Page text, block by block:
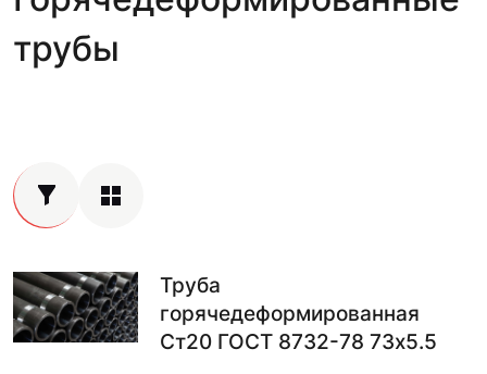
трубы
Труба
горячедеформированная
Ст20 ГОСТ 8732-78 73х5.5